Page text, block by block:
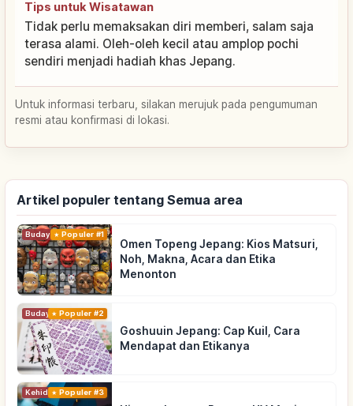
Tips untuk Wisatawan
Tidak perlu memaksakan diri memberi, salam saja
terasa alami. Oleh-oleh kecil atau amplop pochi
sendiri menjadi hadiah khas Jepang.
Untuk informasi terbaru, silakan merujuk pada pengumuman
resmi atau konfirmasi di lokasi.
Artikel populer tentang Semua area
Budaya Tradisional
Populer #1
Omen Topeng Jepang: Kios Matsuri,
Noh, Makna, Acara dan Etika
Menonton
Budaya Tradisional
Populer #2
Goshuuin Jepang: Cap Kuil, Cara
Mendapat dan Etikanya
KehidupanPopuler #3